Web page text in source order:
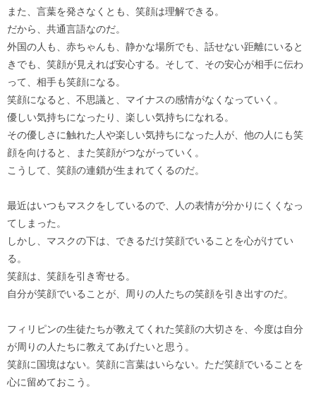
また、言葉を発さなくとも、笑顔は理解できる。
だから、共通言語なのだ。
外国の人も、赤ちゃんも、静かな場所でも、話せない距離にいると
きでも、笑顔が見えれば安心する。そして、その安心が相手に伝わ
って、相手も笑顔になる。
笑顔になると、不思議と、マイナスの感情がなくなっていく。
優しい気持ちになったり、楽しい気持ちになれる。
その優しさに触れた人や楽しい気持ちになった人が、他の人にも笑
顔を向けると、また笑顔がつながっていく。
こうして、笑顔の連鎖が生まれてくるのだ。
最近はいつもマスクをしているので、人の表情が分かりにくくなっ
てしまった。
しかし、マスクの下は、できるだけ笑顔でいることを心がけてい
る。
笑顔は、笑顔を引き寄せる。
自分が笑顔でいることが、周りの人たちの笑顔を引き出すのだ。
フィリピンの生徒たちが教えてくれた笑顔の大切さを、今度は自分
が周りの人たちに教えてあげたいと思う。
笑顔に国境はない。笑顔に言葉はいらない。ただ笑顔でいることを
心に留めておこう。